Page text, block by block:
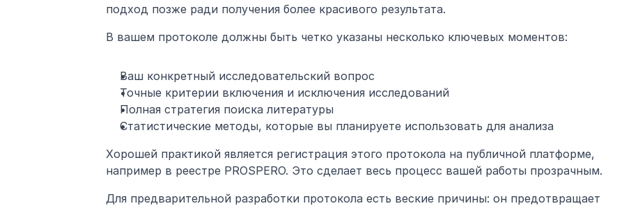
подход позже ради получения более красивого результата.
В вашем протоколе должны быть четко указаны несколько ключевых моментов:
Ваш конкретный исследовательский вопрос
Точные критерии включения и исключения исследований
Полная стратегия поиска литературы
Статистические методы, которые вы планируете использовать для анализа
Хорошей практикой является регистрация этого протокола на публичной платформе,
например в реестре PROSPERO. Это сделает весь процесс вашей работы прозрачным.
Для предварительной разработки протокола есть веские причины: он предотвращает